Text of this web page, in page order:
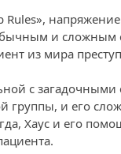
напряжение
и сложным
из мира
с
группы, и его
Хаус и его